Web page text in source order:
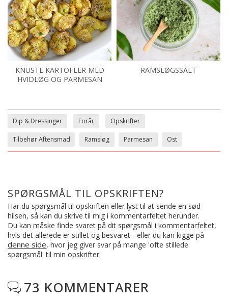
KNUSTE KARTOFLER MED
HVIDLØG OG PARMESAN
RAMSLØGSSALT
Dip & Dressinger Forår Opskrifter
Tilbehør Aftensmad Ramsløg Parmesan Ost
SPØRGSMÅL TIL OPSKRIFTEN?
Har du spørgsmål til opskriften eller lyst til at sende en sød
hilsen, så kan du skrive til mig i kommentarfeltet herunder.
Du kan måske finde svaret på dit spørgsmål i kommentarfeltet,
hvis det allerede er stillet og besvaret - eller du kan kigge på
denne side, hvor jeg giver svar på mange 'ofte stillede
spørgsmål' til min opskrifter.
 73 KOMMENTARER